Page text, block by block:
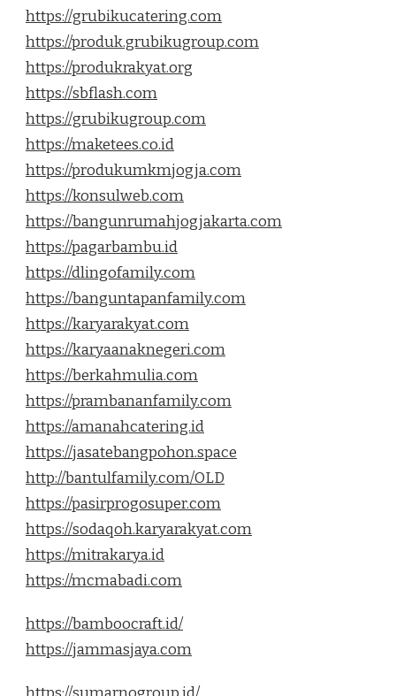
https://grubikucatering.com
https://produk.grubikugroup.com
https://produkrakyat.org
https://sbflash.com
https://grubikugroup.com
https://maketees.co.id
https://produkumkmjogja.com
https://konsulweb.com
https://bangunrumahjogjakarta.com
https://pagarbambu.id
https://dlingofamily.com
https://banguntapanfamily.com
https://karyarakyat.com
https://karyaanaknegeri.com
https://berkahmulia.com
https://prambananfamily.com
https://amanahcatering.id
https://jasatebangpohon.space
http://bantulfamily.com/OLD
https://pasirprogosuper.com
https://sodaqoh.karyarakyat.com
https://mitrakarya.id
https://mcmabadi.com
https://bamboocraft.id/
https://jammasjaya.com